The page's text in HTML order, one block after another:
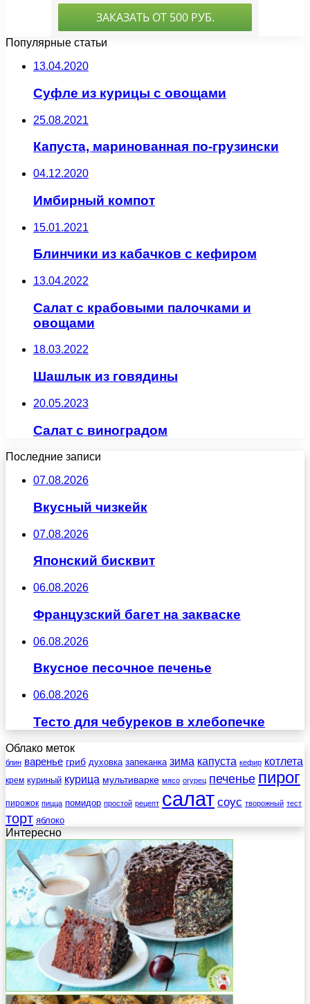
Популярные статьи
13.04.2020
Суфле из курицы с овощами
25.08.2021
Капуста, маринованная по-грузински
04.12.2020
Имбирный компот
15.01.2021
Блинчики из кабачков с кефиром
13.04.2022
Салат с крабовыми палочками и
овощами
18.03.2022
Шашлык из говядины
20.05.2023
Салат с виноградом
Последние записи
07.08.2026
Вкусный чизкейк
07.08.2026
Японский бисквит
06.08.2026
Французский багет на закваске
06.08.2026
Вкусное песочное печенье
06.08.2026
Тесто для чебуреков в хлебопечке
Облако меток
блин варенье гриб духовка запеканка зима капуста кефир котлета
крем куриный курица мультиварке мясо огурец печенье пирог
пирожок пицца помидор простой рецепт салат соус творожный тест
торт яблоко
Интересно